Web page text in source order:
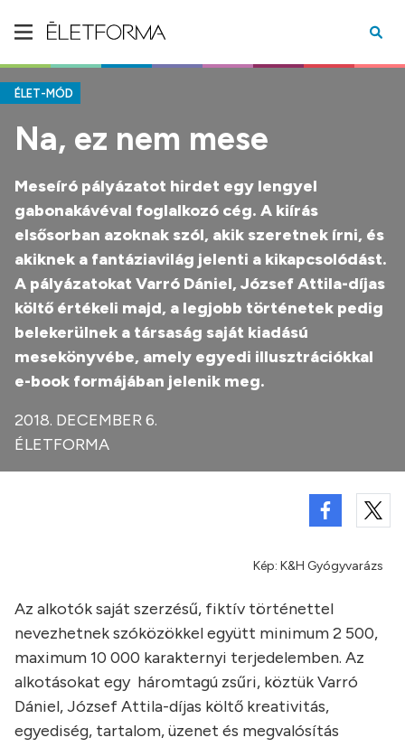
ÉLET-MÓD
Na, ez nem mese
Meseíró pályázatot hirdet egy lengyel
gabonakávéval foglalkozó cég. A kiírás
elsősorban azoknak szól, akik szeretnek írni, és
akiknek a fantáziavilág jelenti a kikapcsolódást.
A pályázatokat Varró Dániel, József Attila-díjas
költő értékeli majd, a legjobb történetek pedig
belekerülnek a társaság saját kiadású
mesekönyvébe, amely egyedi illusztrációkkal
e-book formájában jelenik meg.
2018. DECEMBER 6.
ÉLETFORMA
Kép: K&H Gyógyvarázs
Az alkotók saját szerzésű, fiktív történettel
nevezhetnek szóközökkel együtt minimum 2 500,
maximum 10 000 karakternyi terjedelemben. Az
alkotásokat egy háromtagú zsűri, köztük Varró
Dániel, József Attila-díjas költő kreativitás,
egyediség, tartalom, üzenet és megvalósítás